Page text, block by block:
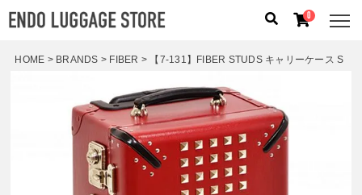
人気のキーワード：誕生日プレゼント
/機内持込
カテゴリから探す
ブランドから探す
0
HOME BRANDS FIBER 【7-131】FIBER STUDS キャリーケース S